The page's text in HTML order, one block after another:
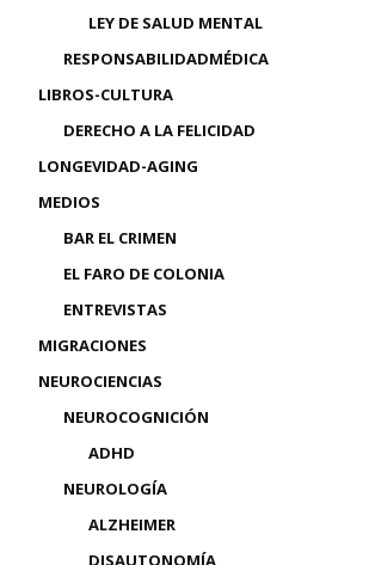
LEY DE SALUD MENTAL
RESPONSABILIDADMÉDICA
LIBROS-CULTURA
DERECHO A LA FELICIDAD
LONGEVIDAD-AGING
MEDIOS
BAR EL CRIMEN
EL FARO DE COLONIA
ENTREVISTAS
MIGRACIONES
NEUROCIENCIAS
NEUROCOGNICIÓN
ADHD
NEUROLOGÍA
ALZHEIMER